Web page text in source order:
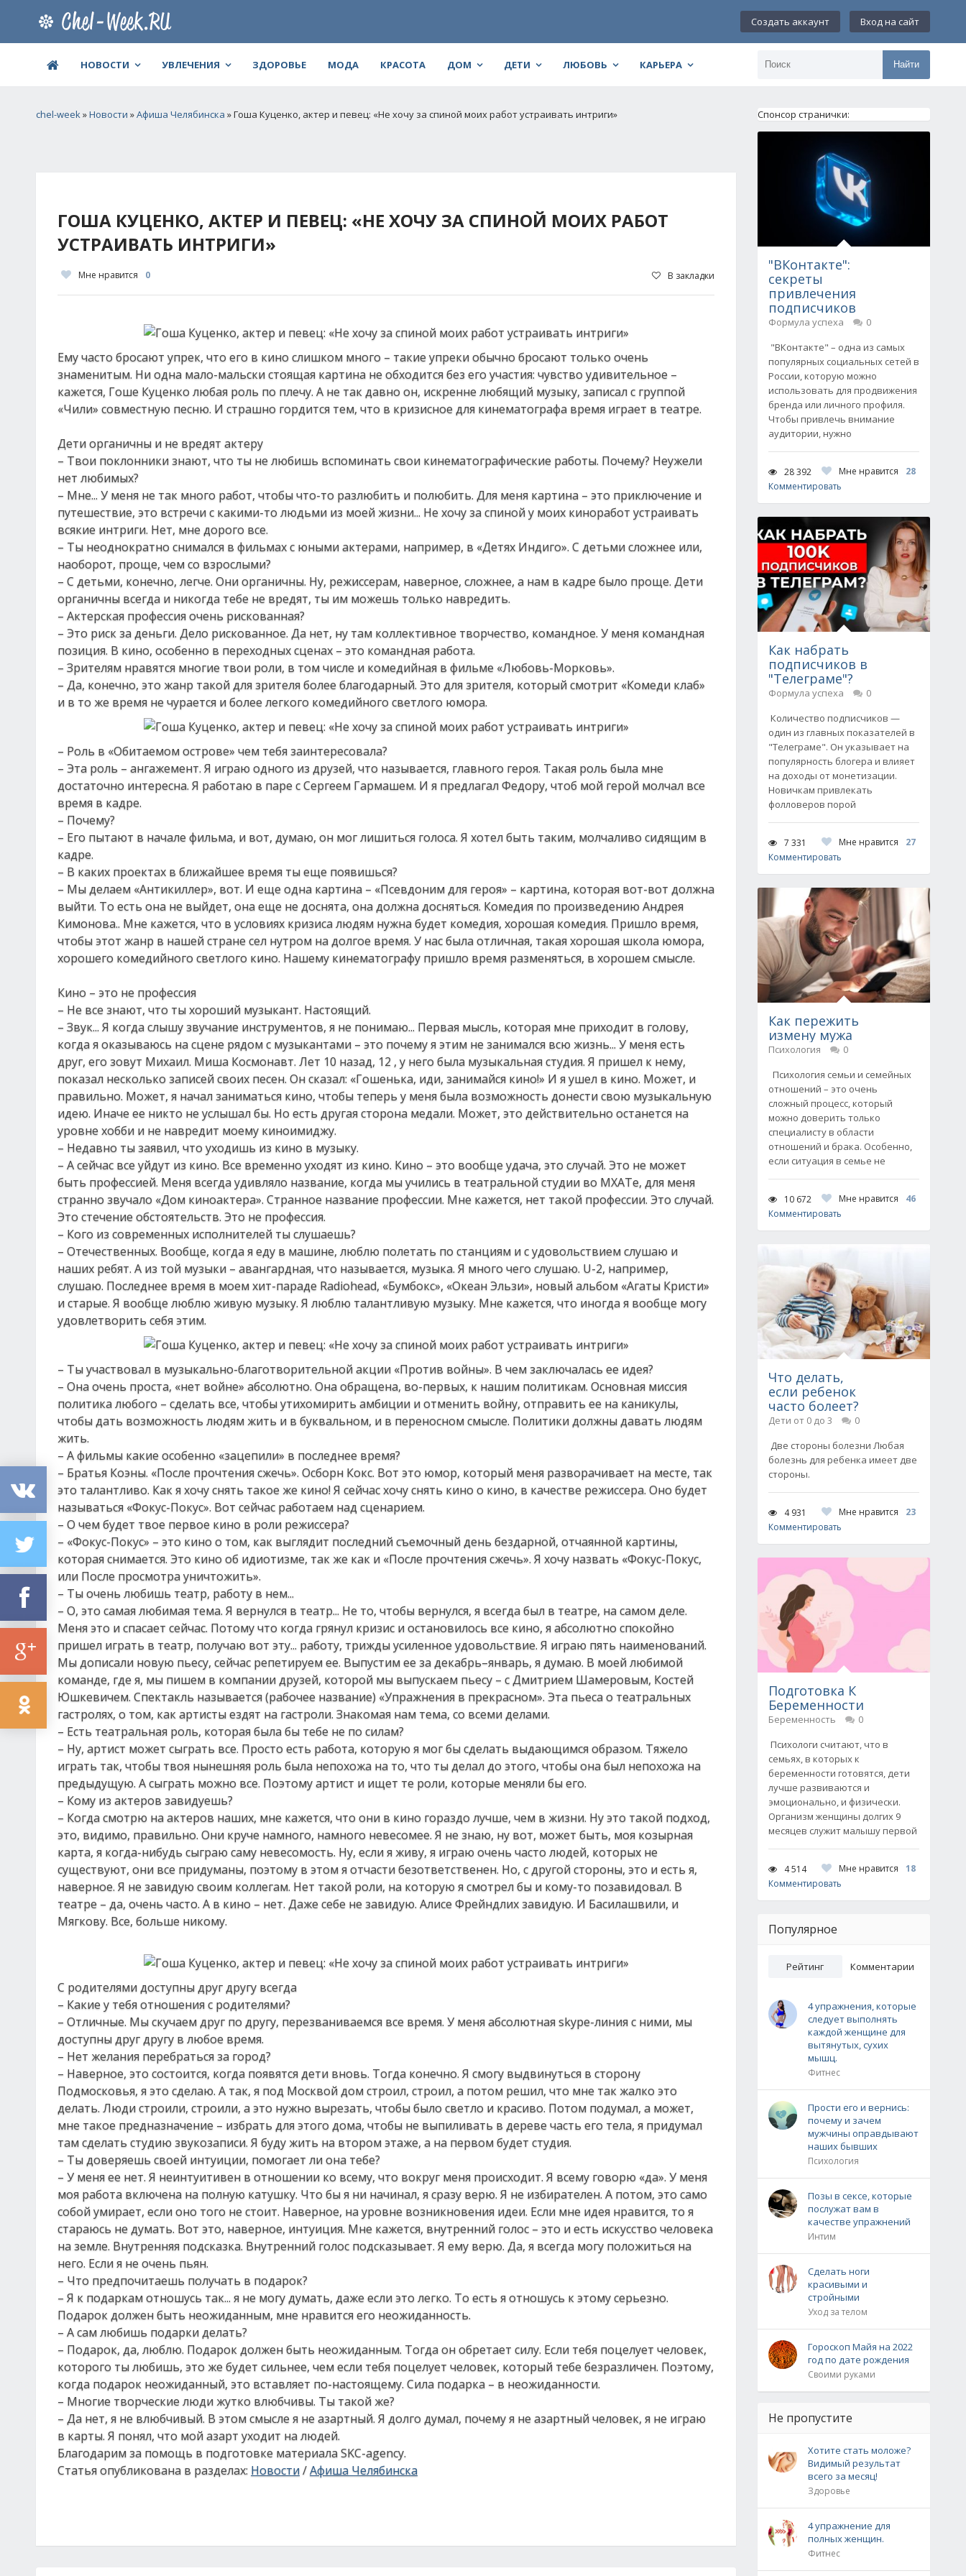
Создать аккаунт Вход на сайт
НОВОСТИ УВЛЕЧЕНИЯ ЗДОРОВЬЕ МОДА КРАСОТА ДОМ ДЕТИ ЛЮБОВЬ КАРЬЕРА Найти
chel-week»Новости »Афиша Челябинска » Гоша Куценко, актер и певец: «Не хочу за спиной моих работ устраивать интриги»
ГОША КУЦЕНКО, АКТЕР И ПЕВЕЦ: «НЕ ХОЧУ ЗА СПИНОЙ МОИХ РАБОТ
УСТРАИВАТЬ ИНТРИГИ»
Мне нравится 0 В закладки
Ему часто бросают упрек, что его в кино слишком много – такие упреки обычно бросают только очень
знаменитым. Ни одна мало-мальски стоящая картина не обходится без его участия: чувство удивительное –
кажется, Гоше Куценко любая роль по плечу. А не так давно он, искренне любящий музыку, записал с группой
«Чили» совместную песню. И страшно гордится тем, что в кризисное для кинематографа время играет в театре.
Дети органичны и не вредят актеру
– Твои поклонники знают, что ты не любишь вспоминать свои кинематографические работы. Почему? Неужели
нет любимых?
– Мне... У меня не так много работ, чтобы что-то разлюбить и полюбить. Для меня картина – это приключение и
путешествие, это встречи с какими-то людьми из моей жизни... Не хочу за спиной у моих киноработ устраивать
всякие интриги. Нет, мне дорого все.
– Ты неоднократно снимался в фильмах с юными актерами, например, в «Детях Индиго». С детьми сложнее или,
наоборот, проще, чем со взрослыми?
– С детьми, конечно, легче. Они органичны. Ну, режиссерам, наверное, сложнее, а нам в кадре было проще. Дети
органичны всегда и никогда тебе не вредят, ты им можешь только навредить.
– Актерская профессия очень рискованная?
– Это риск за деньги. Дело рискованное. Да нет, ну там коллективное творчество, командное. У меня командная
позиция. В кино, особенно в переходных сценах – это командная работа.
– Зрителям нравятся многие твои роли, в том числе и комедийная в фильме «Любовь-Морковь».
– Да, конечно, это жанр такой для зрителя более благодарный. Это для зрителя, который смотрит «Комеди клаб»
и в то же время не чурается и более легкого комедийного светлого юмора.
– Роль в «Обитаемом острове» чем тебя заинтересовала?
– Эта роль – ангажемент. Я играю одного из друзей, что называется, главного героя. Такая роль была мне
достаточно интересна. Я работаю в паре с Сергеем Гармашем. И я предлагал Федору, чтоб мой герой молчал все
время в кадре.
– Почему?
– Его пытают в начале фильма, и вот, думаю, он мог лишиться голоса. Я хотел быть таким, молчаливо сидящим в
кадре.
– В каких проектах в ближайшее время ты еще появишься?
– Мы делаем «Антикиллер», вот. И еще одна картина – «Псевдоним для героя» – картина, которая вот-вот должна
выйти. То есть она не выйдет, она еще не доснята, она должна досняться. Комедия по произведению Андрея
Кимонова.. Мне кажется, что в условиях кризиса людям нужна будет комедия, хорошая комедия. Пришло время,
чтобы этот жанр в нашей стране сел нутром на долгое время. У нас была отличная, такая хорошая школа юмора,
хорошего комедийного светлого кино. Нашему кинематографу пришло время разменяться, в хорошем смысле.
Кино – это не профессия
– Не все знают, что ты хороший музыкант. Настоящий.
– Звук... Я когда слышу звучание инструментов, я не понимаю... Первая мысль, которая мне приходит в голову,
когда я оказываюсь на сцене рядом с музыкантами – это почему я этим не занимался всю жизнь... У меня есть
друг, его зовут Михаил. Миша Космонавт. Лет 10 назад, 12 , у него была музыкальная студия. Я пришел к нему,
показал несколько записей своих песен. Он сказал: «Гошенька, иди, занимайся кино!» И я ушел в кино. Может, и
правильно. Может, я начал заниматься кино, чтобы теперь у меня была возможность донести свою музыкальную
идею. Иначе ее никто не услышал бы. Но есть другая сторона медали. Может, это действительно останется на
уровне хобби и не навредит моему киноимиджу.
– Недавно ты заявил, что уходишь из кино в музыку.
– А сейчас все уйдут из кино. Все временно уходят из кино. Кино – это вообще удача, это случай. Это не может
быть профессией. Меня всегда удивляло название, когда мы учились в театральной студии во МХАТе, для меня
странно звучало «Дом киноактера». Странное название профессии. Мне кажется, нет такой профессии. Это случай.
Это стечение обстоятельств. Это не профессия.
– Кого из современных исполнителей ты слушаешь?
– Отечественных. Вообще, когда я еду в машине, люблю полетать по станциям и с удовольствием слушаю и
наших ребят. А из той музыки – авангардная, что называется, музыка. Я много чего слушаю. U-2, например,
слушаю. Последнее время в моем хит-параде Radiohead, «Бумбокс», «Океан Эльзи», новый альбом «Агаты Кристи»
и старые. Я вообще люблю живую музыку. Я люблю талантливую музыку. Мне кажется, что иногда я вообще могу
удовлетворить себя этим.
– Ты участвовал в музыкально-благотворительной акции «Против войны». В чем заключалась ее идея?
– Она очень проста, «нет войне» абсолютно. Она обращена, во-первых, к нашим политикам. Основная миссия
политика любого – сделать все, чтобы утихомирить амбиции и отменить войну, отправить ее на каникулы,
чтобы дать возможность людям жить и в буквальном, и в переносном смысле. Политики должны давать людям
жить.
– А фильмы какие особенно «зацепили» в последнее время?
– Братья Коэны. «После прочтения сжечь». Осборн Кокс. Вот это юмор, который меня разворачивает на месте, так
это талантливо. Как я хочу снять такое же кино! Я сейчас хочу снять кино о кино, в качестве режиссера. Оно будет
называться «Фокус-Покус». Вот сейчас работаем над сценарием.
– О чем будет твое первое кино в роли режиссера?
– «Фокус-Покус» – это кино о том, как выглядит последний съемочный день бездарной, отчаянной картины,
которая снимается. Это кино об идиотизме, так же как и «После прочтения сжечь». Я хочу назвать «Фокус-Покус,
или После просмотра уничтожить».
– Ты очень любишь театр, работу в нем...
– О, это самая любимая тема. Я вернулся в театр... Не то, чтобы вернулся, я всегда был в театре, на самом деле.
Меня это и спасает сейчас. Потому что когда грянул кризис и остановилось все кино, я абсолютно спокойно
пришел играть в театр, получаю вот эту... работу, трижды усиленное удовольствие. Я играю пять наименований.
Мы дописали новую пьесу, сейчас репетируем ее. Выпустим ее за декабрь–январь, я думаю. В моей любимой
команде, где я, мы пишем в компании друзей, которой мы выпускаем пьесу – с Дмитрием Шамеровым, Костей
Юшкевичем. Спектакль называется (рабочее название) «Упражнения в прекрасном». Эта пьеса о театральных
гастролях, о том, как артисты ездят на гастроли. Знакомая нам тема, со всеми делами.
– Есть театральная роль, которая была бы тебе не по силам?
– Ну, артист может сыграть все. Просто есть работа, которую я мог бы сделать выдающимся образом. Тяжело
играть так, чтобы твоя нынешняя роль была непохожа на то, что ты делал до этого, чтобы она был непохожа на
предыдущую. А сыграть можно все. Поэтому артист и ищет те роли, которые меняли бы его.
– Кому из актеров завидуешь?
– Когда смотрю на актеров наших, мне кажется, что они в кино гораздо лучше, чем в жизни. Ну это такой подход,
это, видимо, правильно. Они круче намного, намного невесомее. Я не знаю, ну вот, может быть, моя козырная
карта, я когда-нибудь сыграю саму невесомость. Ну, если я живу, я играю очень часто людей, которых не
существуют, они все придуманы, поэтому в этом я отчасти безответственен. Но, с другой стороны, это и есть я,
наверное. Я не завидую своим коллегам. Нет такой роли, на которую я смотрел бы и кому-то позавидовал. В
театре – да, очень часто. А в кино – нет. Даже себе не завидую. Алисе Фрейндлих завидую. И Басилашвили, и
Мягкову. Все, больше никому.
С родителями доступны друг другу всегда
– Какие у тебя отношения с родителями?
– Отличные. Мы скучаем друг по другу, перезваниваемся все время. У меня абсолютная skype-линия с ними, мы
доступны друг другу в любое время.
– Нет желания перебраться за город?
– Наверное, это состоится, когда появятся дети вновь. Тогда конечно. Я смогу выдвинуться в сторону
Подмосковья, я это сделаю. А так, я под Москвой дом строил, строил, а потом решил, что мне так жалко это
делать. Люди строили, строили, а это нужно вырезать, чтобы было светло и красиво. Потом подумал, а может,
мне такое предназначение – избрать для этого дома, чтобы не выпиливать в дереве часть его тела, я придумал
там сделать студию звукозаписи. Я буду жить на втором этаже, а на первом будет студия.
– Ты доверяешь своей интуиции, помогает ли она тебе?
– У меня ее нет. Я неинтуитивен в отношении ко всему, что вокруг меня происходит. Я всему говорю «да». У меня
моя работа включена на полную катушку. Что бы я ни начинал, я сразу верю. Я не избирателен. А потом, это само
собой умирает, если оно того не стоит. Наверное, на уровне возникновения идеи. Если мне идея нравится, то я
стараюсь не думать. Вот это, наверное, интуиция. Мне кажется, внутренний голос – это и есть искусство человека
на земле. Внутренняя подсказка. Внутренний голос подсказывает. Я ему верю. Да, я всегда могу положиться на
него. Если я не очень пьян.
– Что предпочитаешь получать в подарок?
– Я к подаркам отношусь так... я не могу думать, даже если это легко. То есть я отношусь к этому серьезно.
Подарок должен быть неожиданным, мне нравится его неожиданность.
– А сам любишь подарки делать?
– Подарок, да, люблю. Подарок должен быть неожиданным. Тогда он обретает силу. Если тебя поцелует человек,
которого ты любишь, это же будет сильнее, чем если тебя поцелует человек, который тебе безразличен. Поэтому,
когда подарок неожиданный, это вставляет по-настоящему. Сила подарка – в неожиданности.
– Многие творческие люди жутко влюбчивы. Ты такой же?
– Да нет, я не влюбчивый. В этом смысле я не азартный. Я долго думал, почему я не азартный человек, я не играю
в карты. Я понял, что мой азарт уходит на людей.
Благодарим за помощь в подготовке материала SKC-agenсy.
Статья опубликована в разделах: Новости/Афиша Челябинска
Спонсор странички:
"ВКонтакте":
секреты
привлечения
подписчиков
Формула успеха
0
"ВКонтакте" – одна из самых
популярных социальных сетей в
России, которую можно
использовать для продвижения
бренда или личного профиля.
Чтобы привлечь внимание
аудитории, нужно
28 392 Мне нравится
28
Комментировать
Как набрать
подписчиков в
"Телеграме"?
Формула успеха
0
Количество подписчиков —
один из главных показателей в
"Телеграме". Он указывает на
популярность блогера и влияет
на доходы от монетизации.
Новичкам привлекать
фолловеров порой
7 331 Мне нравится
27
Комментировать
Как пережить
измену мужа
Психология
0
Психология семьи и семейных
отношений – это очень
сложный процесс, который
можно доверить только
специалисту в области
отношений и брака. Особенно,
если ситуация в семье не
10 672 Мне нравится
46
Комментировать
Что делать,
если ребенок
часто болеет?
Дети от 0 до 3
0
Две стороны болезни Любая
болезнь для ребенка имеет две
стороны.
4 931 Мне нравится
23
Комментировать
Подготовка К
Беременности
Беременность
0
Психологи считают, что в
семьях, в которых к
беременности готовятся, дети
лучше развиваются и
эмоционально, и физически.
Организм женщины долгих 9
месяцев служит малышу первой
4 514 Мне нравится
18
Комментировать
Популярное
Рейтинг Комментарии
4 упражнения, которые
следует выполнять
каждой женщине для
вытянутых, сухих
мышц.
Фитнес
Прости его и вернись:
почему и зачем
мужчины оправдывают
наших бывших
Психология
Позы в сексе, которые
послужат вам в
качестве упражнений
Интим
Сделать ноги
красивыми и
стройными
Уход за телом
Гороскоп Майя на 2022
год по дате рождения
Своими руками
Не пропустите
Хотите стать моложе?
Видимый результат
всего за месяц!
Здоровье
4 упражнение для
полных женщин.
Фитнес